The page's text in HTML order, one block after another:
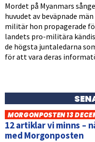
Mordet på Myanmars
huvudet av beväpnade
militär hon propagerade
landets pro-militära
de högsta juntaledarna
för att vara deras
MORGONPOSTEN 13
12 artiklar vi minns –
med Morgonposten